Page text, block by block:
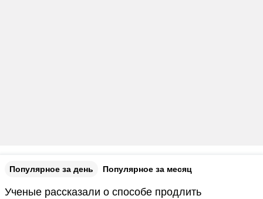
Популярное за день Популярное за месяц
Ученые рассказали о способе продлить